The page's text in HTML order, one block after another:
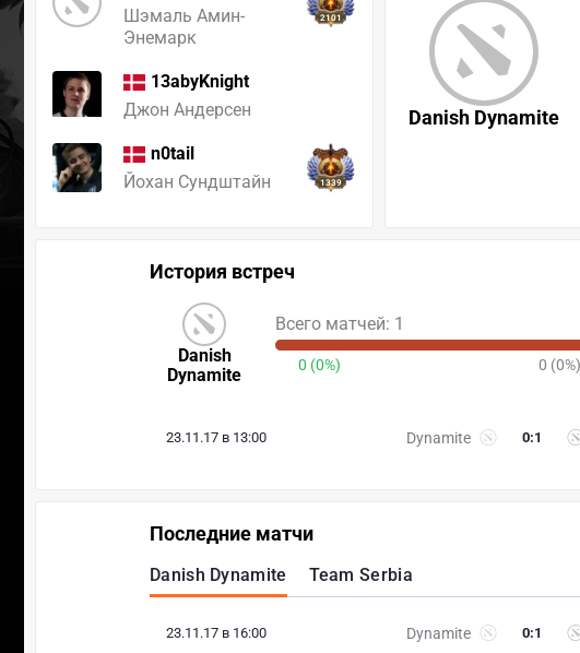
Шэмаль Амин-
Энемарк
2101
13abyKnight
Джон Андерсен
n0tail
Йохан Сундштайн
1339
Danish Dynamite
История встреч
Danish
Dynamite
Всего матчей: 1
0 (0%) 0 (0%)
23.11.17 в 13:00 Dynamite 0:1
Последние матчи
Danish Dynamite Team Serbia
23.11.17 в 16:00 Dynamite 0:1